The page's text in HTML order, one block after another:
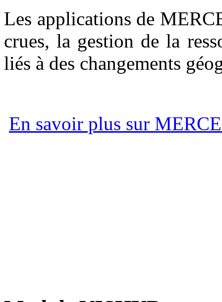
Les applications de
crues, la gestion de la
liés à des changements
En savoir plus sur